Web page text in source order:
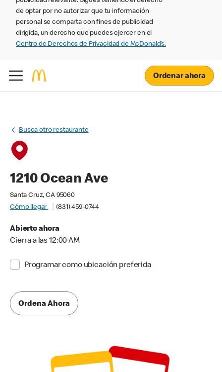
de optar por no autorizar que tu información
personal se comparta con fines de publicidad
dirigida, un derecho que puedes ejercer en el
Centro de Derechos de Privacidad de McDonald’s.
Ordenar ahora
Busca otro restaurante
1210 Ocean Ave
Santa Cruz, CA 95060
Cómo llegar
(831) 459-0744
Abierto ahora
Cierra a las 12:00 AM
Programar como ubicación preferida
Ordena Ahora